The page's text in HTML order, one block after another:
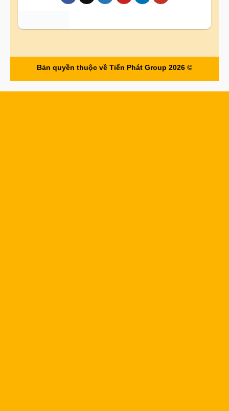
Bản quyền thuộc về Tiến Phát Group 2026 ©